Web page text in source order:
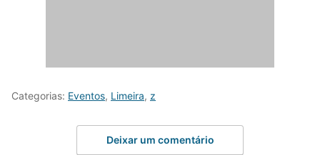
Categorias: Eventos, Limeira, z
Deixar um comentário